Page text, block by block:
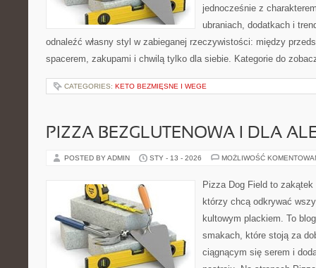
jednocześnie z
ubraniach, dodatkach i
odnaleźć własny styl w zabieganej rzeczywistości: między
spacerem, zakupami i chwilą tylko dla siebie. Kategorie do
CATEGORIES: KETO BEZMIĘSNE I WEGE
PIZZA BEZGLUTENOWA I DLA
POSTED BY ADMIN STY - 13 - 2026 MOŻLIWOŚĆ
Pizza Dog Field to
którzy chcą odkrywać
kultowym plackiem. To
smakach, które stoją za
ciągnącym się serem i